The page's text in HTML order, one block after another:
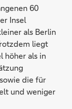
60
Insel
als Berlin
liegt
höher als in
die für
und weniger